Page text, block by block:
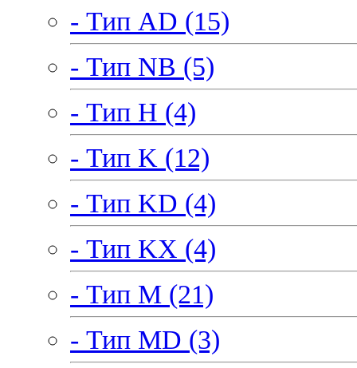
- Тип AD (15)
- Тип NB (5)
- Тип H (4)
- Тип K (12)
- Тип KD (4)
- Тип KX (4)
- Тип M (21)
- Тип MD (3)